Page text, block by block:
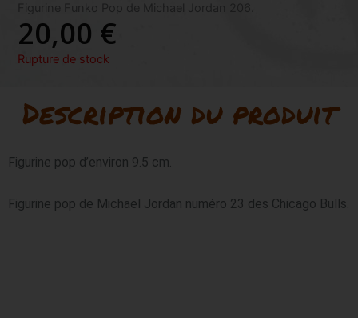
Figurine Funko Pop de Michael Jordan 206.
20,00 €
Rupture de stock
Description du produit
Figurine pop d’environ 9.5 cm.
Figurine pop de Michael Jordan numéro 23 des Chicago Bulls.